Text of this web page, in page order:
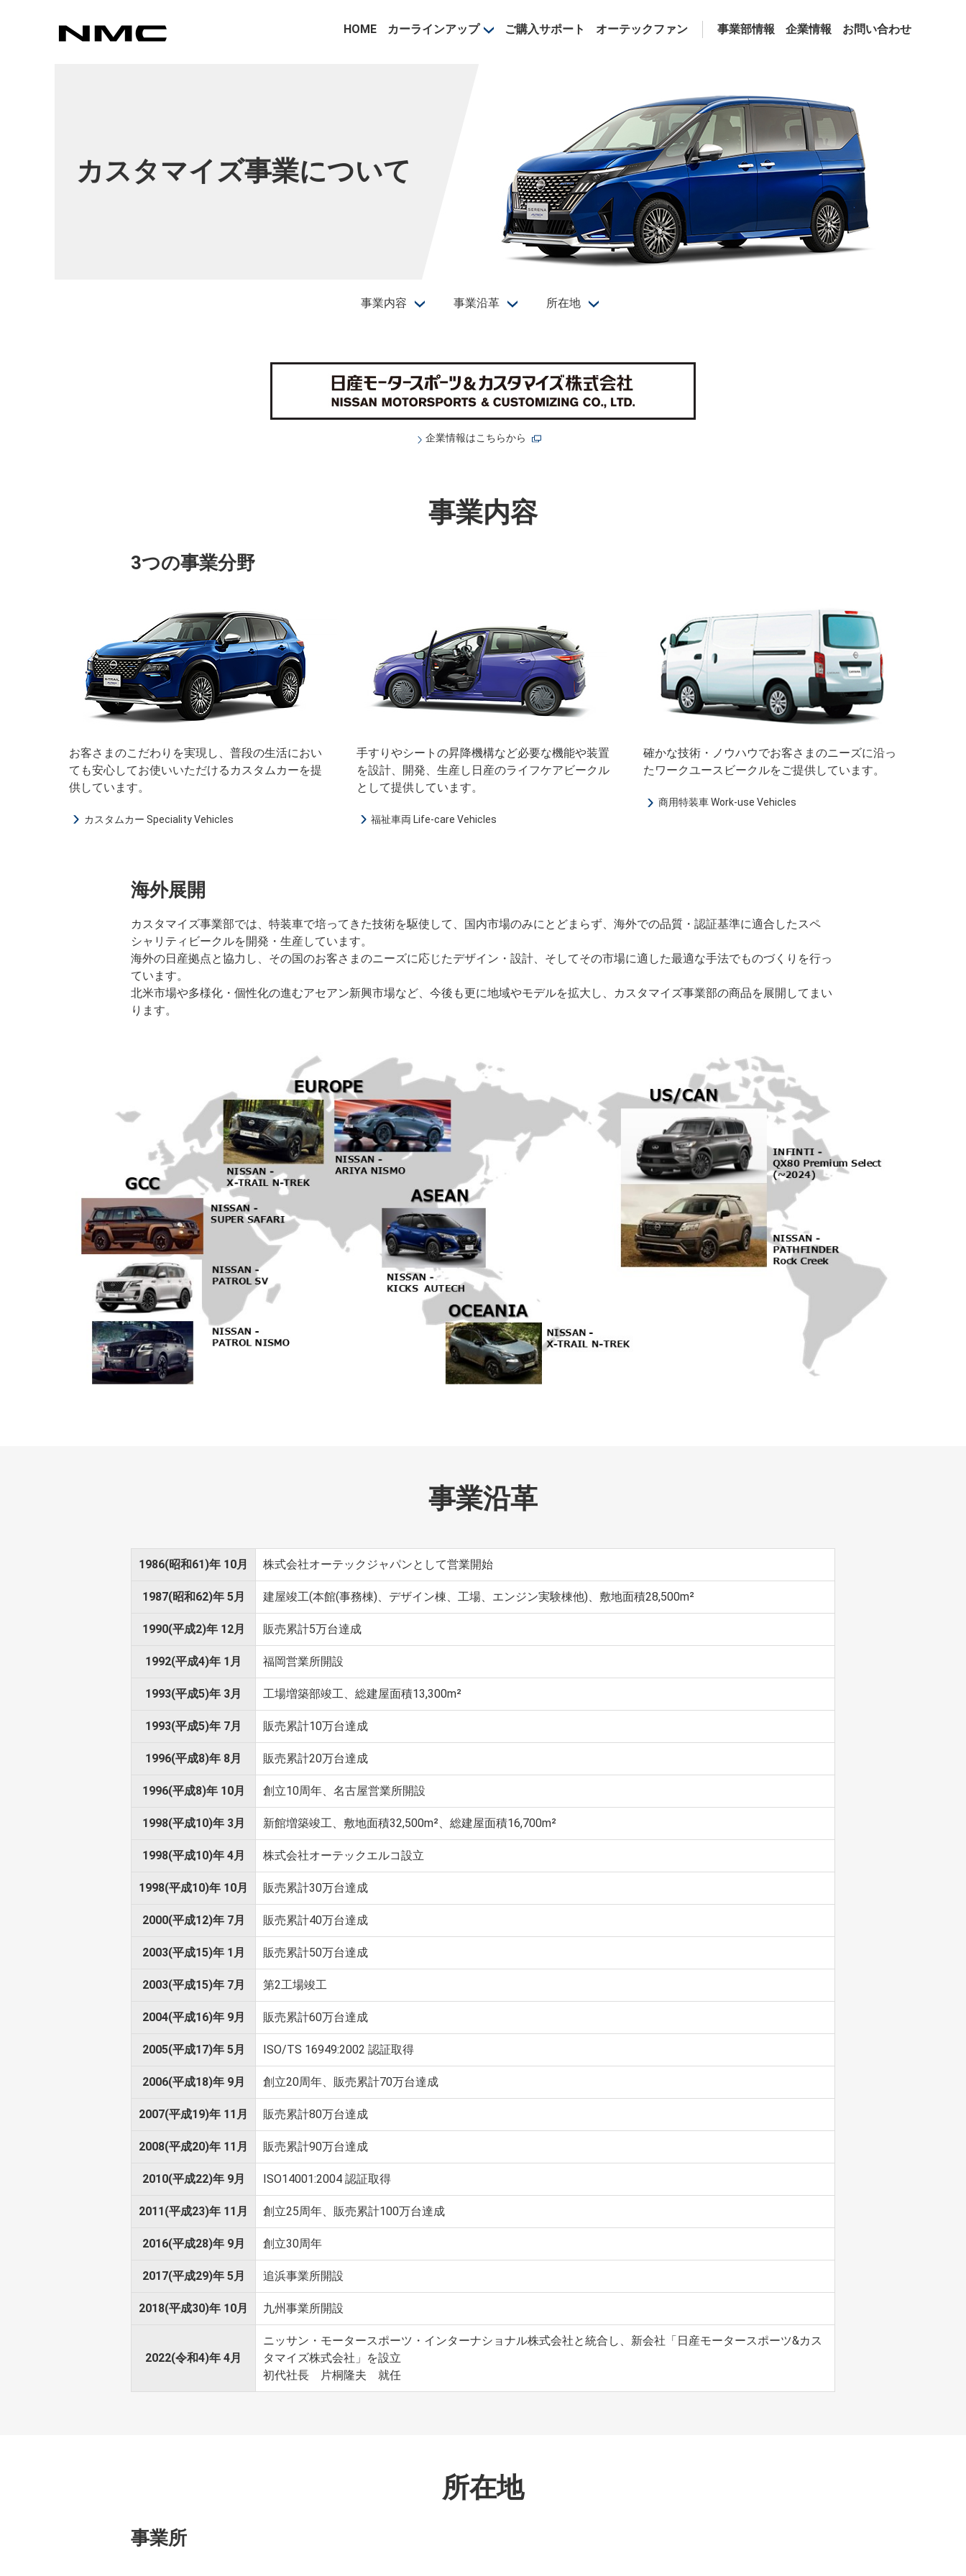
カスタマイズ事業部
HOME カーラインアップ ご購入サポート オーテックファン 事業部情報 企業情報 お問い合わせ
カスタマイズ事業について
事業内容 事業沿革 所在地
企業情報はこちらから
事業内容
3つの事業分野
お客さまのこだわりを実現し、普段の生活におい
ても安心してお使いいただけるカスタムカーを提
供しています。
カスタムカー Speciality Vehicles
手すりやシートの昇降機構など必要な機能や装置
を設計、開発、生産し日産のライフケアビークル
として提供しています。
福祉車両 Life-care Vehicles
確かな技術・ノウハウでお客さまのニーズに沿っ
たワークユースビークルをご提供しています。
商用特装車 Work-use Vehicles
海外展開
カスタマイズ事業部では、特装車で培ってきた技術を駆使して、国内市場のみにとどまらず、海外での品質・認証基準に適合したスペ
シャリティビークルを開発・生産しています。
海外の日産拠点と協力し、その国のお客さまのニーズに応じたデザイン・設計、そしてその市場に適した最適な手法でものづくりを行っ
ています。
北米市場や多様化・個性化の進むアセアン新興市場など、今後も更に地域やモデルを拡大し、カスタマイズ事業部の商品を展開してまい
ります。
事業沿革
1986(昭和61)年 10月 株式会社オーテックジャパンとして営業開始
1987(昭和62)年 5月 建屋竣工(本館(事務棟)、デザイン棟、工場、エンジン実験棟他)、敷地面積28,500m²
1990(平成2)年 12月 販売累計5万台達成
1992(平成4)年 1月 福岡営業所開設
1993(平成5)年 3月 工場増築部竣工、総建屋面積13,300m²
1993(平成5)年 7月 販売累計10万台達成
1996(平成8)年 8月 販売累計20万台達成
1996(平成8)年 10月 創立10周年、名古屋営業所開設
1998(平成10)年 3月 新館増築竣工、敷地面積32,500m²、総建屋面積16,700m²
1998(平成10)年 4月 株式会社オーテックエルコ設立
1998(平成10)年 10月 販売累計30万台達成
2000(平成12)年 7月 販売累計40万台達成
2003(平成15)年 1月 販売累計50万台達成
2003(平成15)年 7月 第2工場竣工
2004(平成16)年 9月 販売累計60万台達成
2005(平成17)年 5月 ISO/TS 16949:2002 認証取得
2006(平成18)年 9月 創立20周年、販売累計70万台達成
2007(平成19)年 11月 販売累計80万台達成
2008(平成20)年 11月 販売累計90万台達成
2010(平成22)年 9月 ISO14001:2004 認証取得
2011(平成23)年 11月 創立25周年、販売累計100万台達成
2016(平成28)年 9月 創立30周年
2017(平成29)年 5月 追浜事業所開設
2018(平成30)年 10月 九州事業所開設
2022(令和4)年 4月
ニッサン・モータースポーツ・インターナショナル株式会社と統合し、新会社「日産モータースポーツ&カス
タマイズ株式会社」を設立
初代社長 片桐隆夫 就任
所在地
事業所